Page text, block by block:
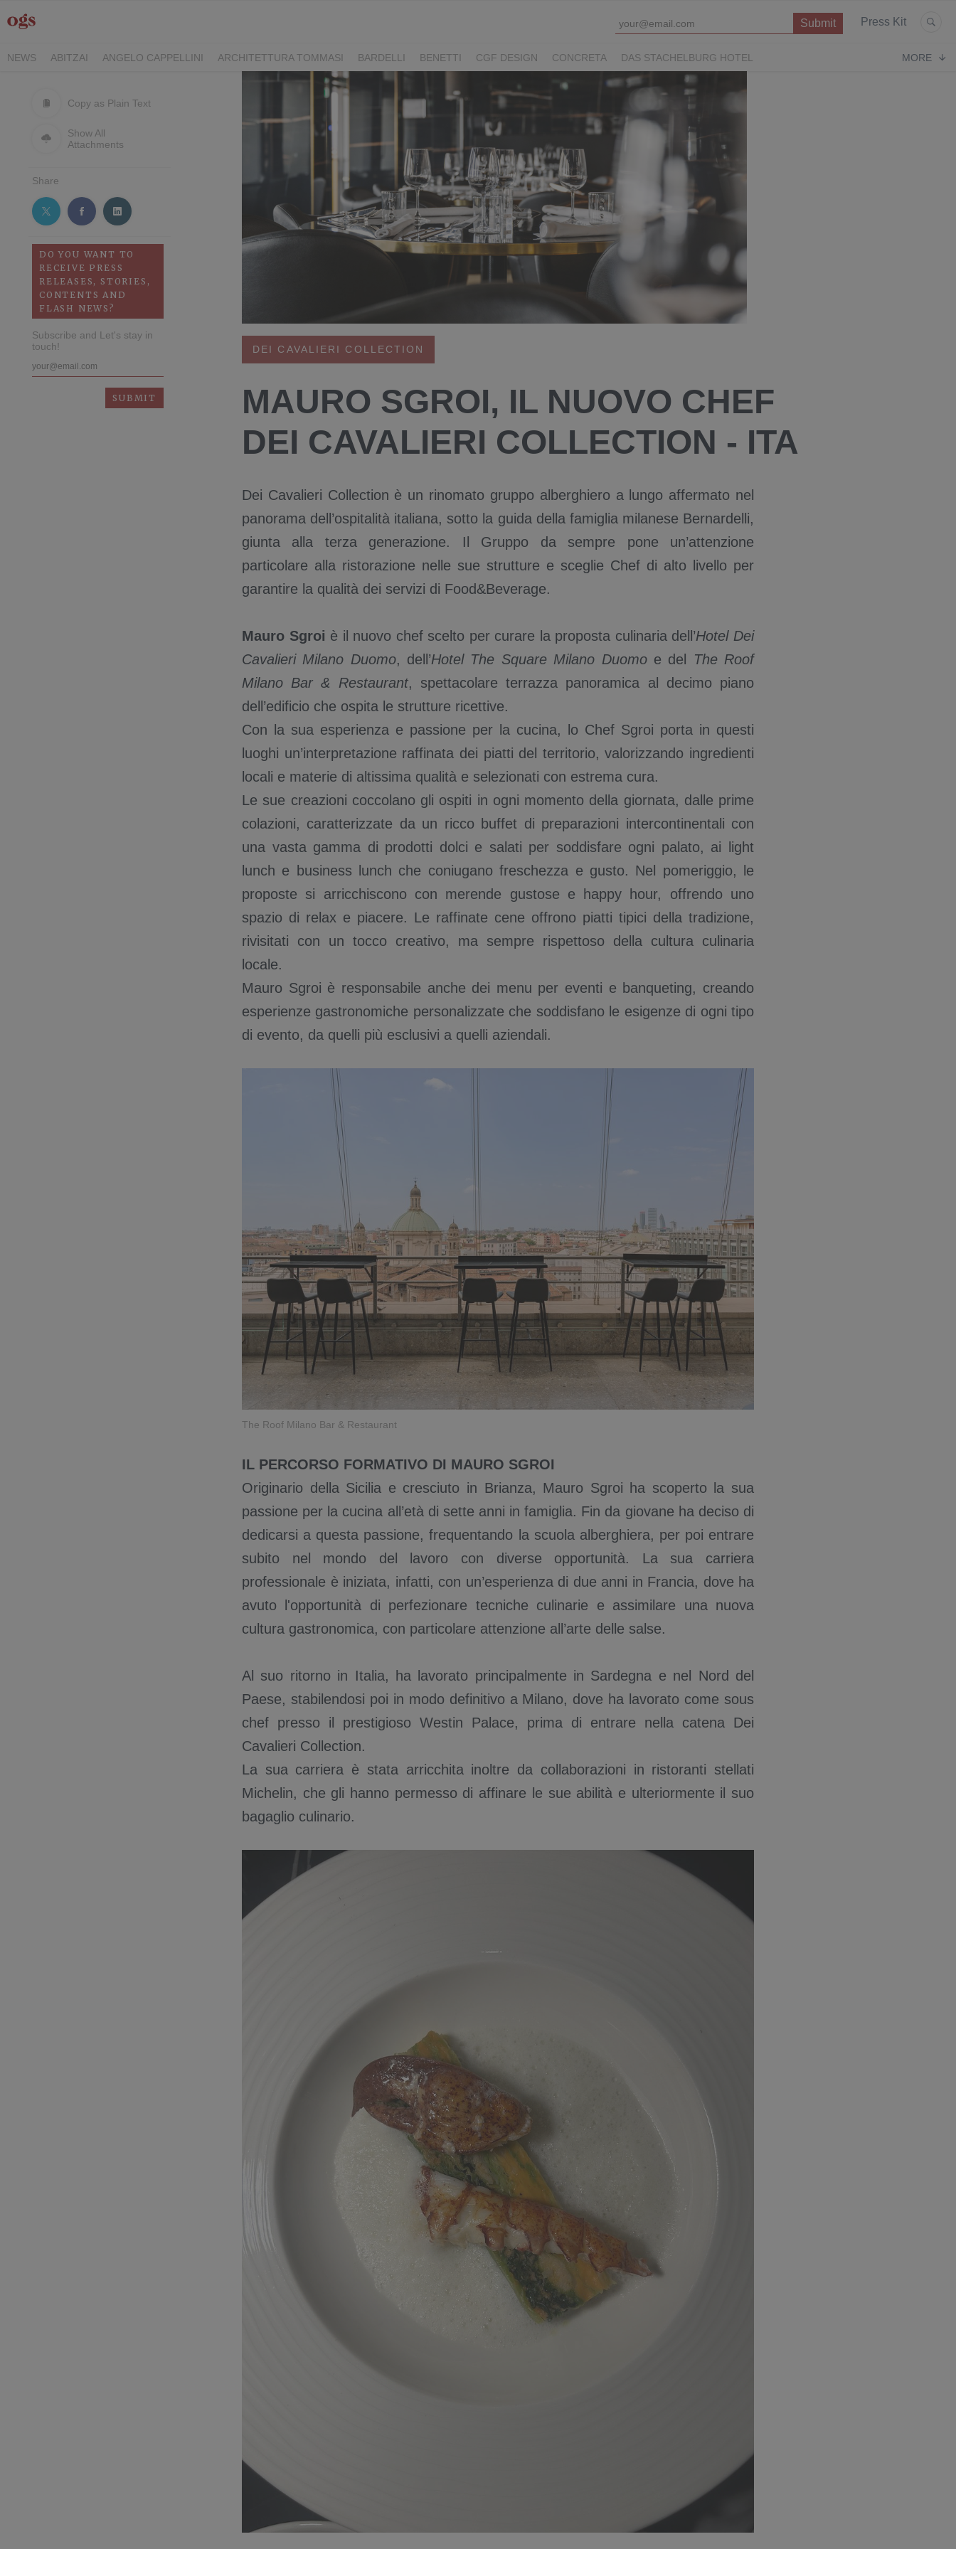
Press Kit
NEWS ABITZAI ANGELO CAPPELLINI ARCHITETTURA TOMMASI BARDELLI BENETTI CGF DESIGN CONCRETA
DAS STACHELBURG HOTEL
ITALY FAMILY HOTELS LUCONI NAUSIKA GROUP NOLOOP OPERA CONTEMPORARY
SEGIS STILE TEAMWORK HOSPITALITY THE M LEGACY ZAMBAITI
MORE
Copy as Plain Text
Show All
Attachments
Share
DO YOU WANT TO
RECEIVE PRESS
RELEASES, STORIES,
CONTENTS AND
FLASH NEWS?
Subscribe and Let's stay in
touch!
DEI CAVALIERI COLLECTION
MAURO SGROI, IL NUOVO CHEF
DEI CAVALIERI COLLECTION - ITA
Dei Cavalieri Collection è un rinomato gruppo alberghiero a lungo affermato nel
panorama dell’ospitalità italiana, sotto la guida della famiglia milanese Bernardelli,
giunta alla terza generazione. Il Gruppo da sempre pone un’attenzione
particolare alla ristorazione nelle sue strutture e sceglie Chef di alto livello per
garantire la qualità dei servizi di Food&Beverage.
Mauro Sgroi è il nuovo chef scelto per curare la proposta culinaria dell’Hotel Dei
Cavalieri Milano Duomo, dell’Hotel The Square Milano Duomoe del
The Roof
Milano Bar & Restaurant, spettacolare terrazza panoramica al decimo piano
dell’edificio che ospita le strutture ricettive.
Con la sua esperienza e passione per la cucina, lo Chef Sgroi porta in questi
luoghi un’interpretazione raffinata dei piatti del territorio, valorizzando ingredienti
locali e materie di altissima qualità e selezionati con estrema cura.
Le sue creazioni coccolano gli ospiti in ogni momento della giornata, dalle prime
colazioni, caratterizzate da un ricco buffet di preparazioni intercontinentali con
una vasta gamma di prodotti dolci e salati per soddisfare ogni palato, ai light
lunch e business lunch che coniugano freschezza e gusto. Nel pomeriggio, le
proposte si arricchiscono con merende gustose e happy hour, offrendo uno
spazio di relax e piacere. Le raffinate cene offrono piatti tipici della tradizione,
rivisitati con un tocco creativo, ma sempre rispettoso della cultura culinaria
locale.
Mauro Sgroi è responsabile anche dei menu per eventi e banqueting, creando
esperienze gastronomiche personalizzate che soddisfano le esigenze di ogni tipo
di evento, da quelli più esclusivi a quelli aziendali.
The Roof Milano Bar & Restaurant
IL PERCORSO FORMATIVO DI MAURO SGROI
Originario della Sicilia e cresciuto in Brianza, Mauro Sgroi ha scoperto la sua
passione per la cucina all’età di sette anni in famiglia. Fin da giovane ha deciso di
dedicarsi a questa passione, frequentando la scuola alberghiera, per poi entrare
subito nel mondo del lavoro con diverse opportunità. La sua carriera
professionale è iniziata, infatti, con un’esperienza di due anni in Francia, dove ha
avuto l'opportunità di perfezionare tecniche culinarie e assimilare una nuova
cultura gastronomica, con particolare attenzione all’arte delle salse.
Al suo ritorno in Italia, ha lavorato principalmente in Sardegna e nel Nord del
Paese, stabilendosi poi in modo definitivo a Milano, dove ha lavorato come sous
chef presso il prestigioso Westin Palace, prima di entrare nella catena Dei
Cavalieri Collection.
La sua carriera è stata arricchita inoltre da collaborazioni in ristoranti stellati
Michelin, che gli hanno permesso di affinare le sue abilità e ulteriormente il suo
bagaglio culinario.